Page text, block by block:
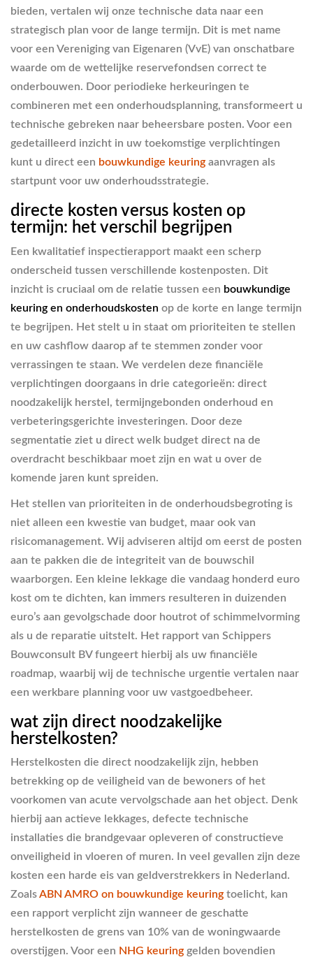
bieden, vertalen wij onze technische data naar een
strategisch plan voor de lange termijn. Dit is met name
voor een Vereniging van Eigenaren (VvE) van onschatbare
waarde om de wettelijke reservefondsen correct te
onderbouwen. Door periodieke herkeuringen te
combineren met een onderhoudsplanning, transformeert u
technische gebreken naar beheersbare posten. Voor een
gedetailleerd inzicht in uw toekomstige verplichtingen
kunt u direct een bouwkundige keuring aanvragen als
startpunt voor uw onderhoudsstrategie.
directe kosten versus kosten op
termijn: het verschil begrijpen
Een kwalitatief inspectierapport maakt een scherp
onderscheid tussen verschillende kostenposten. Dit
inzicht is cruciaal om de relatie tussen een bouwkundige
keuring en onderhoudskosten op de korte en lange termijn
te begrijpen. Het stelt u in staat om prioriteiten te stellen
en uw cashflow daarop af te stemmen zonder voor
verrassingen te staan. We verdelen deze financiële
verplichtingen doorgaans in drie categorieën: direct
noodzakelijk herstel, termijngebonden onderhoud en
verbeteringsgerichte investeringen. Door deze
segmentatie ziet u direct welk budget direct na de
overdracht beschikbaar moet zijn en wat u over de
komende jaren kunt spreiden.
Het stellen van prioriteiten in de onderhoudsbegroting is
niet alleen een kwestie van budget, maar ook van
risicomanagement. Wij adviseren altijd om eerst de posten
aan te pakken die de integriteit van de bouwschil
waarborgen. Een kleine lekkage die vandaag honderd euro
kost om te dichten, kan immers resulteren in duizenden
euro’s aan gevolgschade door houtrot of schimmelvorming
als u de reparatie uitstelt. Het rapport van Schippers
Bouwconsult BV fungeert hierbij als uw financiële
roadmap, waarbij wij de technische urgentie vertalen naar
een werkbare planning voor uw vastgoedbeheer.
wat zijn direct noodzakelijke
herstelkosten?
Herstelkosten die direct noodzakelijk zijn, hebben
betrekking op de veiligheid van de bewoners of het
voorkomen van acute vervolgschade aan het object. Denk
hierbij aan actieve lekkages, defecte technische
installaties die brandgevaar opleveren of constructieve
onveiligheid in vloeren of muren. In veel gevallen zijn deze
kosten een harde eis van geldverstrekkers in Nederland.
ZoalsABN AMRO on bouwkundige keuring toelicht, kan
een rapport verplicht zijn wanneer de geschatte
herstelkosten de grens van 10% van de woningwaarde
overstijgen. Voor een NHG keuring gelden bovendien